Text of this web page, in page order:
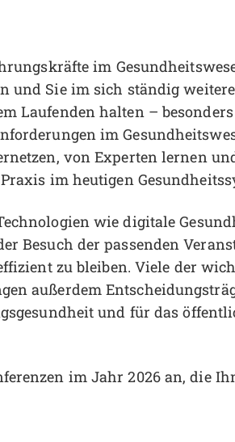
im
und Sie im sich ständig
Laufenden halten –
im
von Experten lernen
im heutigen
wie digitale
Besuch der passenden
zu bleiben. Viele der
außerdem
und für das
im Jahr 2026 an, die